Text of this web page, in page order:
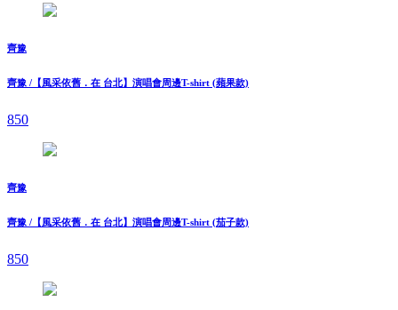
齊豫
齊豫 /【風采依舊．在 台北】演唱會周邊T-shirt (蘋果款)
850
齊豫
齊豫 /【風采依舊．在 台北】演唱會周邊T-shirt (茄子款)
850